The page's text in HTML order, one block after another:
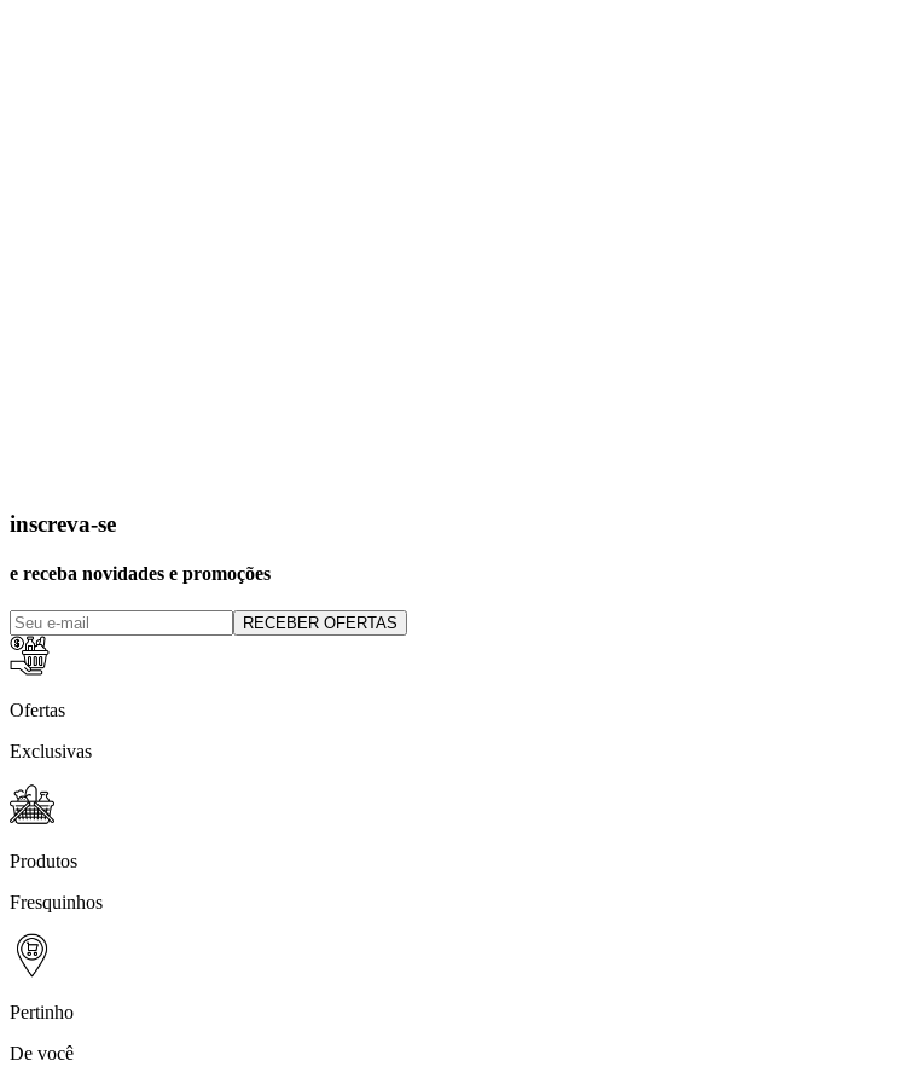
inscreva-se
e receba novidades e promoções
RECEBER OFERTAS
Ofertas
Exclusivas
Produtos
Fresquinhos
Pertinho
De você